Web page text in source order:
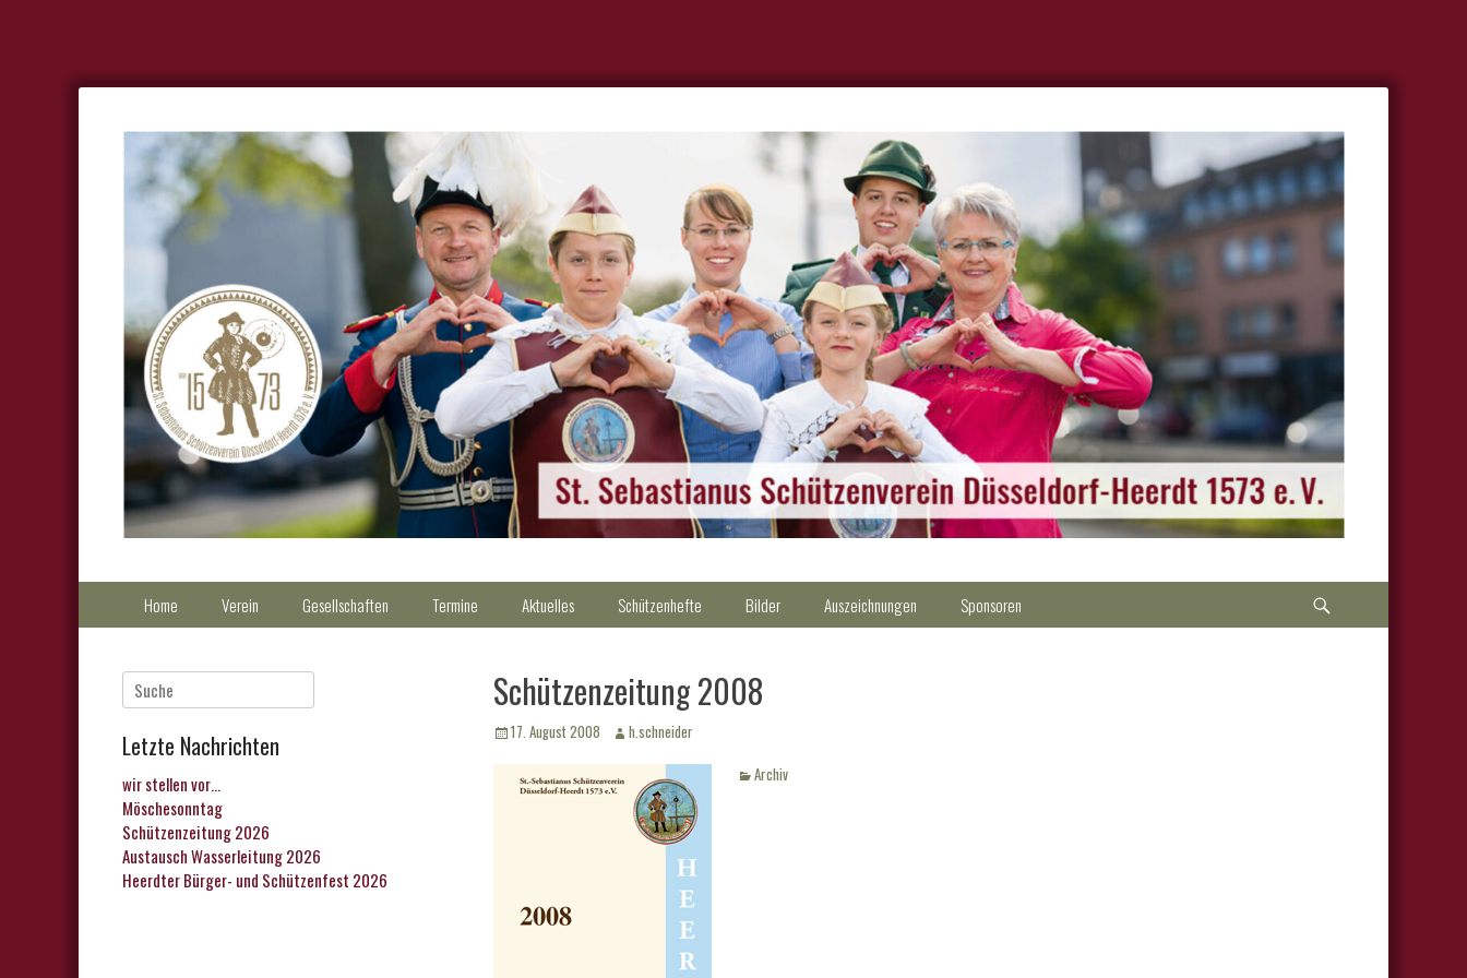
Primärmenu
Home Verein Gesellschaften Termine Aktuelles Schützenhefte Bilder Auszeichnungen Sponsoren
Schützenzeitung 2008
Veröffentlicht
17. August 2008 Autorh.schneider
Kategorien
Archiv
Suche
nach:
Letzte Nachrichten
wir stellen vor…
Möschesonntag
Schützenzeitung 2026
Austausch Wasserleitung 2026
Heerdter Bürger- und Schützenfest 2026